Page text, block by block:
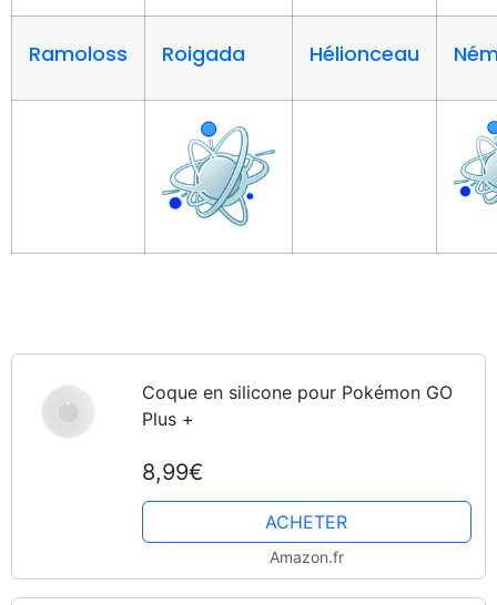
Ramoloss Roigada Hélionceau
Coque en silicone pour Pokémon GO
Plus +
8,99€
ACHETER
Amazon.fr